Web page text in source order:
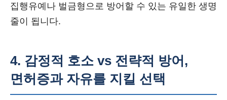
집행유예나 벌금형으로 방어할 수 있는 유일한 생명
줄이 됩니다.
4. 감정적 호소 vs 전략적 방어,
면허증과 자유를 지킬 선택